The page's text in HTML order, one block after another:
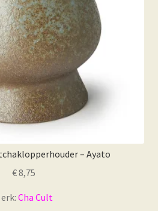
– Ayato
€8,75
Cha Cult